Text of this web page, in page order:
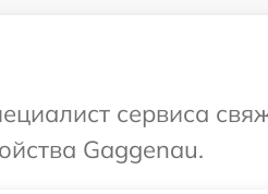
сервиса
Gaggenau.